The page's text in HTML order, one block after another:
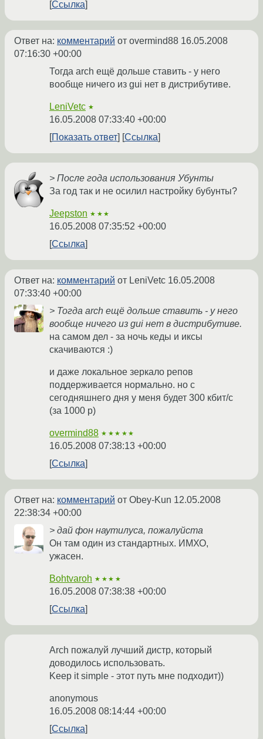
Ссылка
Ответ на: комментарий от overmind88 16.05.2008
07:16:30 +00:00
Тогда arch ещё дольше ставить - у него
вообще ничего из gui нет в дистрибутиве.
LeniVetc ★
16.05.2008 07:33:40 +00:00
Показать ответ
Ссылка
> После года использования Убунты
За год так и не осилил настройку бубунты?
Jeepston ★★★
16.05.2008 07:35:52 +00:00
Ссылка
Ответ на: комментарий от LeniVetc 16.05.2008
07:33:40 +00:00
> Тогда arch ещё дольше ставить - у него
вообще ничего из gui нет в дистрибутиве.
на самом дел - за ночь кеды и иксы
скачиваются :)
и даже локальное зеркало репов
поддерживается нормально. но с
сегодняшнего дня у меня будет 300 кбит/с
(за 1000 р)
overmind88 ★★★★★
16.05.2008 07:38:13 +00:00
Ссылка
Ответ на: комментарий от Obey-Kun 12.05.2008
22:38:34 +00:00
> дай фон наутилуса, пожалуйста
Он там один из стандартных. ИМХО,
ужасен.
Bohtvaroh ★★★★
16.05.2008 07:38:38 +00:00
Ссылка
Arch пожалуй лучший дистр, который
доводилось использовать.
Keep it simple - этот путь мне подходит))
anonymous
16.05.2008 08:14:44 +00:00
Ссылка